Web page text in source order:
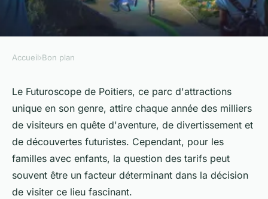
BON PLAN
Les tarifs du futuroscope de
poitiers : Combien pour les
enfants ?
gervais•21 avril 2024•3 min de lecture
Accueil›Bon plan
Le Futuroscope de Poitiers, ce parc d'attractions
unique en son genre, attire chaque année des milliers
de visiteurs en quête d'aventure, de divertissement et
de découvertes futuristes. Cependant, pour les
familles avec enfants, la question des tarifs peut
souvent être un facteur déterminant dans la décision
de visiter ce lieu fascinant.